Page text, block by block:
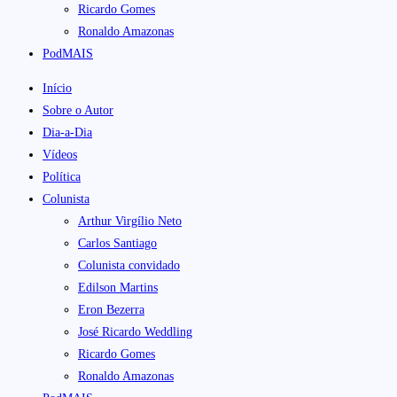
Ricardo Gomes
Ronaldo Amazonas
PodMAIS
Início
Sobre o Autor
Dia-a-Dia
Vídeos
Política
Colunista
Arthur Virgílio Neto
Carlos Santiago
Colunista convidado
Edilson Martins
Eron Bezerra
José Ricardo Weddling
Ricardo Gomes
Ronaldo Amazonas